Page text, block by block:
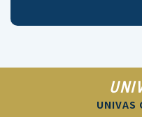
UNIVAS